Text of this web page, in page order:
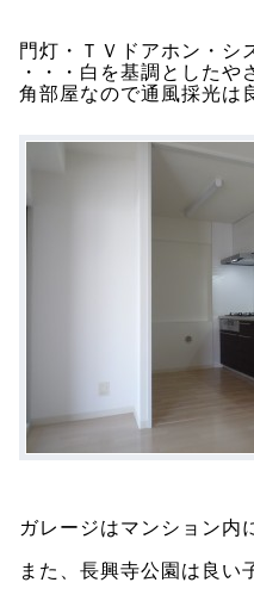
門灯・ＴＶドアホン・シ
・・・白を基調としたや
角部屋なので通風採光は
ガレージはマンション内
また、長興寺公園は良い